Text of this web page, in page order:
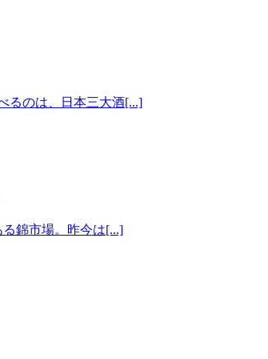
るのは、日本三大酒[...]
る錦市場。昨今は[...]